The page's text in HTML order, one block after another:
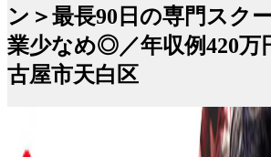
ン＞最長90日の専門スク
業少なめ◎／年収例420万
古屋市天白区